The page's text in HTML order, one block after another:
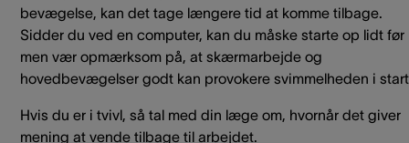
bevægelse, kan det tage længere tid at komme tilbage.
Sidder du ved en computer, kan du måske starte op lidt før
men vær opmærksom på, at skærmarbejde og
hovedbevægelser godt kan provokere svimmelheden i
Hvis du er i tvivl, så tal med din læge om, hvornår det giver
mening at vende tilbage til arbejdet.